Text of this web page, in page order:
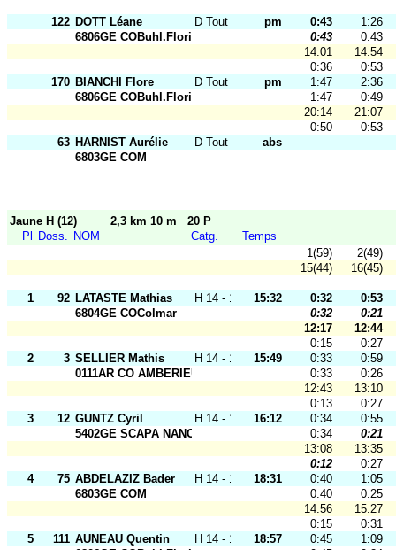
122 DOTT Léane D Tout Ages pm 0:43
1:26
6806GE COBuhl.Florival
0:43
0:43
14:01
14:54
0:36
0:53
170 BIANCHI Flore D Tout Ages pm 1:47
2:36
6806GE COBuhl.Florival
1:47
0:49
20:14
21:07
0:50
0:53
63 HARNIST Aurélie D Tout Ages
abs
6803GE COM
Jaune H (12) 2,3 km 10 m
20 P
Pl
Doss. NOM Catg.
Temps
1(59)
2(49)
15(44)
16(45)
1 92 LATASTE Mathias H 14 - 18 15:32 0:32
0:53
6804GE COColmar
0:32
0:21
12:17
12:44
0:15
0:27
2
3 SELLIER Mathis H 14 - 18 15:49 0:33
0:59
0111AR CO AMBERIEU
0:33
0:26
12:43
13:10
0:13
0:27
3
12 GUNTZ Cyril H 14 - 18 16:12 0:34
0:55
5402GE SCAPA NANCY
0:34
0:21
13:08
13:35
0:12
0:27
4
75 ABDELAZIZ Bader H 14 - 18 18:31 0:40
1:05
6803GE COM
0:40
0:25
14:56
15:27
0:15
0:31
5
111 AUNEAU Quentin H 14 - 18 18:57 0:45
1:09